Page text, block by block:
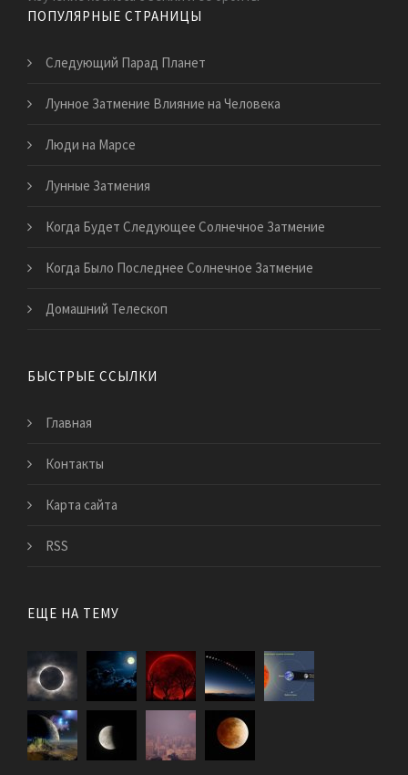
ПОПУЛЯРНЫЕ СТРАНИЦЫ
Следующий Парад Планет
Лунное Затмение Влияние на Человека
Люди на Марсе
Лунные Затмения
Когда Будет Следующее Солнечное Затмение
Когда Было Последнее Солнечное Затмение
Домашний Телескоп
БЫСТРЫЕ ССЫЛКИ
Главная
Контакты
Карта сайта
RSS
ЕЩЕ НА ТЕМУ